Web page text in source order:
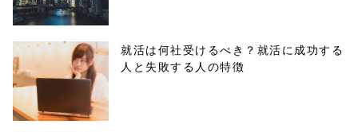
/tapbiz_theme/
parts/sns-
buttons.php on
line10
就活は何社受けるべき？就活に成功する
人と失敗する人の特徴